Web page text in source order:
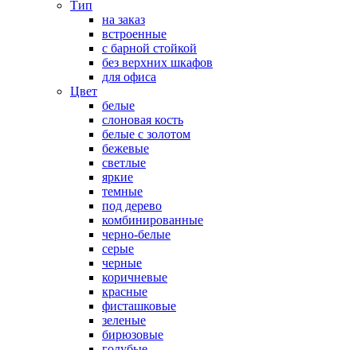
Тип
на заказ
встроенные
с барной стойкой
без верхних шкафов
для офиса
Цвет
белые
слоновая кость
белые с золотом
бежевые
светлые
яркие
темные
под дерево
комбинированные
черно-белые
серые
черные
коричневые
красные
фисташковые
зеленые
бирюзовые